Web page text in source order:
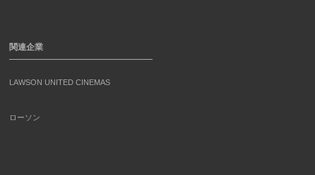
関連企業
LAWSON UNITED CINEMAS
ローソン